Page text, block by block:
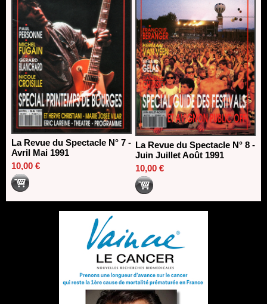
La Revue du Spectacle N° 7 -
Avril Mai 1991
10,00 €
La Revue du Spectacle N° 8 -
Juin Juillet Août 1991
10,00 €